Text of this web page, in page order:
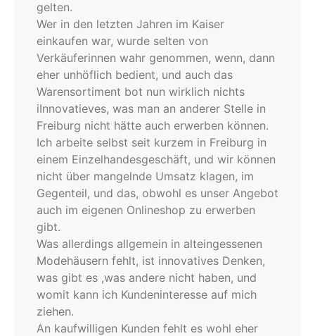
gelten.
Wer in den letzten Jahren im Kaiser
einkaufen war, wurde selten von
Verkäuferinnen wahr genommen, wenn, dann
eher unhöflich bedient, und auch das
Warensortiment bot nun wirklich nichts
iInnovatieves, was man an anderer Stelle in
Freiburg nicht hätte auch erwerben können.
Ich arbeite selbst seit kurzem in Freiburg in
einem Einzelhandesgeschäft, und wir können
nicht über mangelnde Umsatz klagen, im
Gegenteil, und das, obwohl es unser Angebot
auch im eigenen Onlineshop zu erwerben
gibt.
Was allerdings allgemein in alteingessenen
Modehäusern fehlt, ist innovatives Denken,
was gibt es ,was andere nicht haben, und
womit kann ich Kundeninteresse auf mich
ziehen.
An kaufwilligen Kunden fehlt es wohl eher